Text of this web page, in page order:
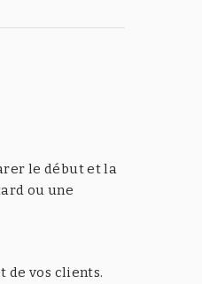
le début et la
ou une
de vos clients.